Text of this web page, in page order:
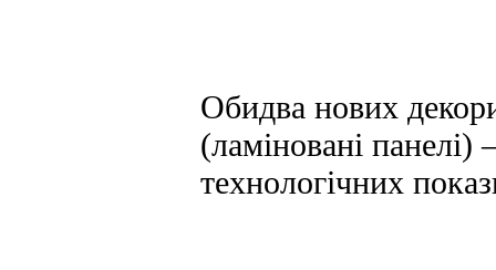
Обидва нових
(ламіновані панелі)
технологічних